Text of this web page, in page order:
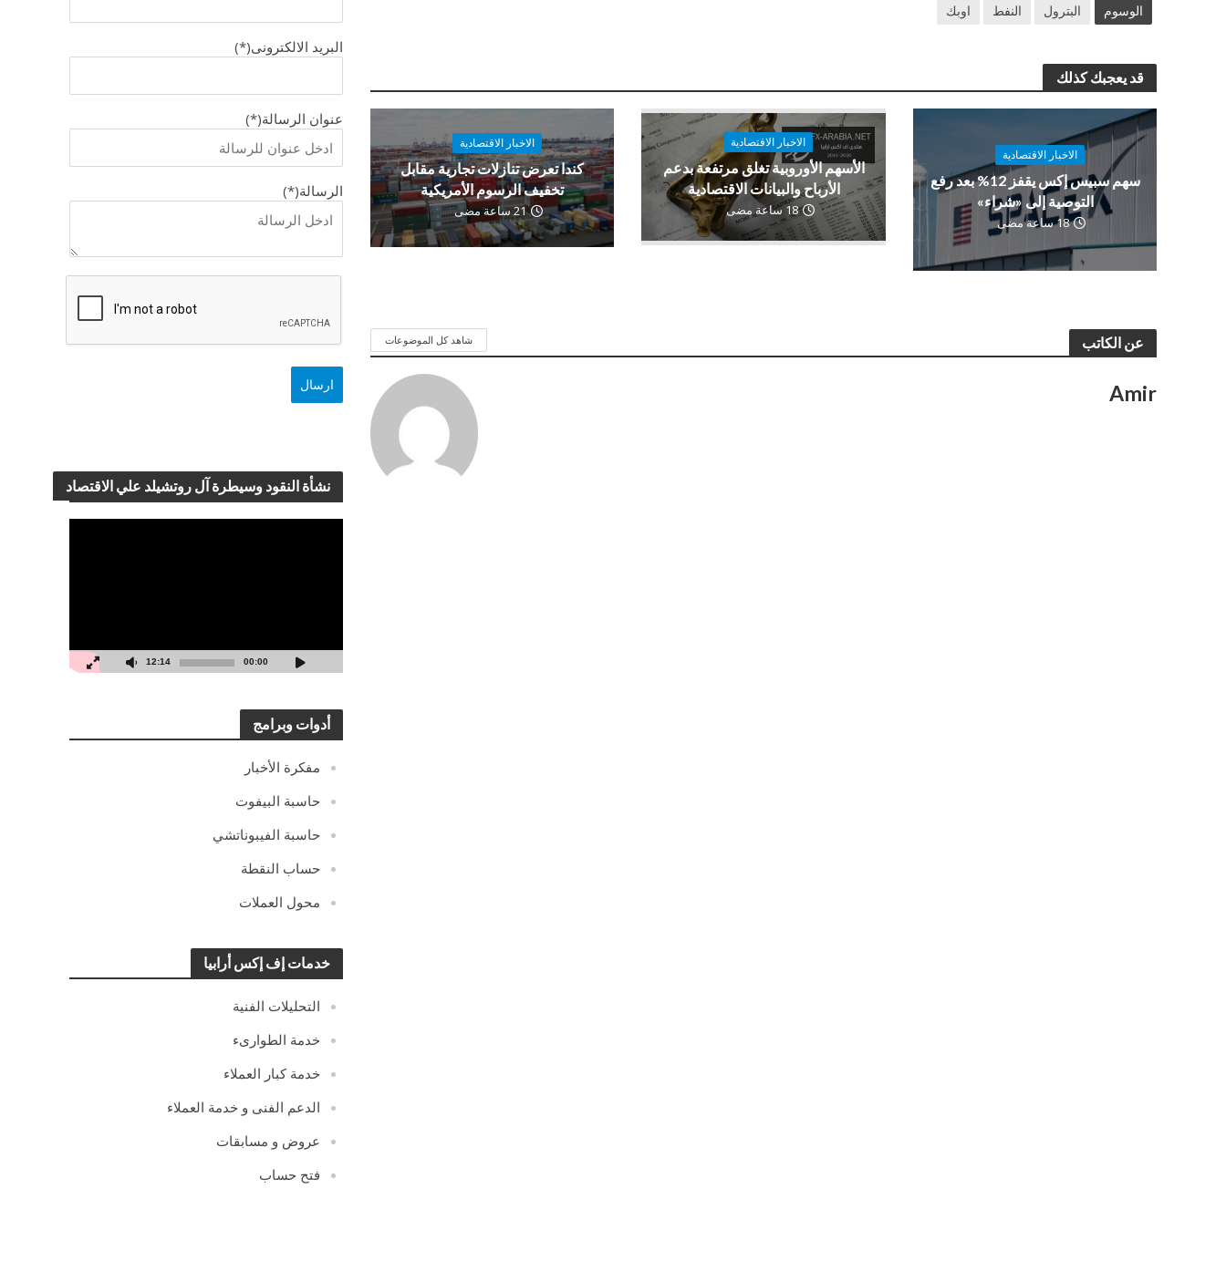
البريد الالكترونى(*)
عنوان الرسالة(*)
الرسالة(*)
نشأة النقود وسيطرة آل روتشيلد علي الاقتصاد
00:00
12:14
أدوات وبرامج
مفكرة الأخبار
حاسبة البيفوت
حاسبة الفيبوناتشي
حساب النقطة
محول العملات
خدمات إف إكس أرابيا
التحليلات الفنية
خدمة الطوارىء
خدمة كبار العملاء
الدعم الفنى و خدمة العملاء
عروض و مسابقات
فتح حساب
الوسوم البترول النفط اوبك
قد يعجبك كذلك
الاخبار الاقتصادية
سهم سبيس إكس يقفز 12% بعد رفع
التوصية إلى «شراء»
18 ساعة مضى
الاخبار الاقتصادية
الأسهم الأوروبية تغلق مرتفعة بدعم
الأرباح والبيانات الاقتصادية
18 ساعة مضى
الاخبار الاقتصادية
كندا تعرض تنازلات تجارية مقابل
تخفيف الرسوم الأمريكية
21 ساعة مضى
عن الكاتب شاهد كل الموضوعات
Amir